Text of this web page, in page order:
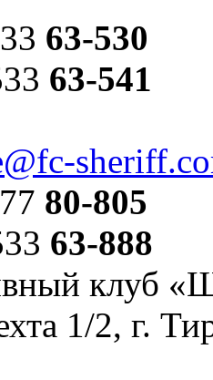
63-530
63-541
80-805
63-888
клуб
1/2, г.